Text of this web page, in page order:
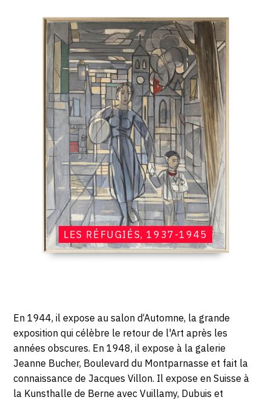
LES RÉFUGIÉS, 1937-1945
En 1944, il expose au salon d‘Automne, la grande
exposition qui célèbre le retour de l'Art après les
années obscures. En 1948, il expose à la galerie
Jeanne Bucher, Boulevard du Montparnasse et fait la
connaissance de Jacques Villon. Il expose en Suisse à
la Kunsthalle de Berne avec Vuillamy, Dubuis et